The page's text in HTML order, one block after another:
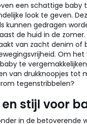
een schattige baby
look te geven.
kunnen gedragen
de huid in de
van zacht denim of
Om
te
van drukknoopjes tot
tegenstribbelen?
stijl voor
in de betoverende